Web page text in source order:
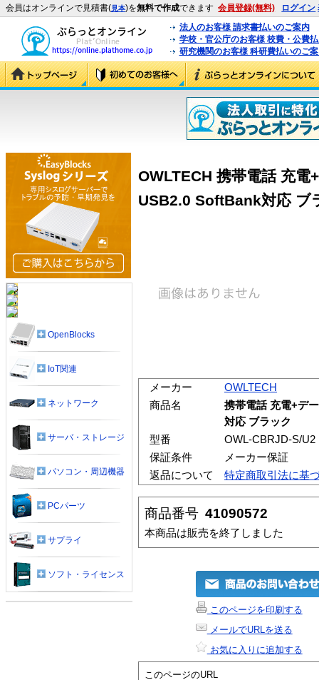
会員はオンラインで見積書(見本)を無料で作成できます 会員登録(無料) ログイン
法人のお客様 請求書払いのご案内
学校・官公庁のお客様 校費・公費
研究機関のお客様 科研費払いのご
OWLTECH 携帯電話 充
USB2.0 SoftBank対応 ブ
メーカー
OWLTECH
商品名
携帯電話 充電+デ
対応 ブラック
型番
OWL-CBRJD-S/U2
保証条件
メーカー保証
返品について
特定商取引法に基
商品番号 41090572
本商品は販売を終了しました
このページを印刷する
メールでURLを送る
お気に入りに追加する
このページのURL
OpenBlocks
IoT関連
ネットワーク
サーバ・ストレージ
パソコン・周辺機器
PCパーツ
サプライ
ソフト・ライセンス